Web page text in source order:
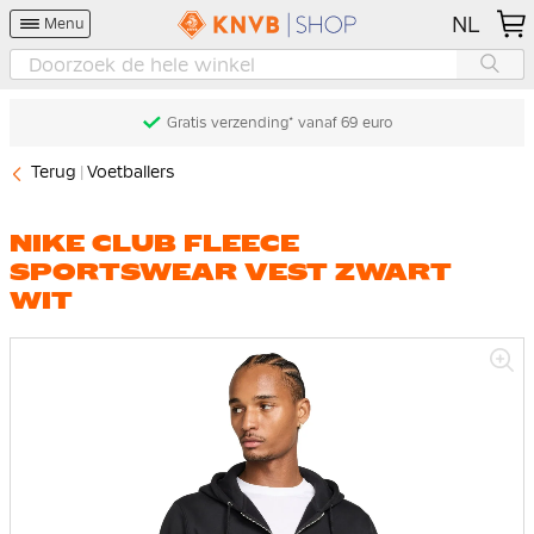
Menu NL
Gratis verzending* vanaf 69 euro
Terug Voetballers
NIKE CLUB FLEECE
SPORTSWEAR VEST ZWART
WIT